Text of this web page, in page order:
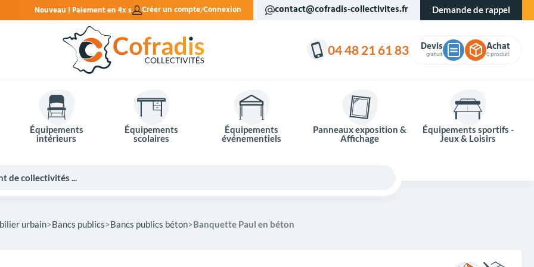
en 4x sans frais. Créer un compte Connexion contact@cofradis-collectivites.fr Demande de rappel
04 48 21 61 83 Devis
gratuit
Achat
0 produit
Équipements
intérieurs
Équipements
scolaires
Équipements
événementiels
Panneaux exposition &
Affichage
Équipements sportifs -
Jeux & Loisirs
urbain Bancs publics Bancs publics béton Banquette Paul en béton